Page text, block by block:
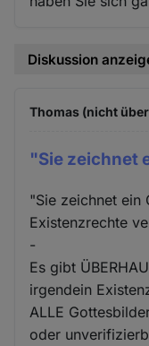
Diskussion
Thomas (nicht
"Sie zeichnet
"Sie zeichnet ein
Existenzrechte
-
Es gibt
irgendein
ALLE
oder